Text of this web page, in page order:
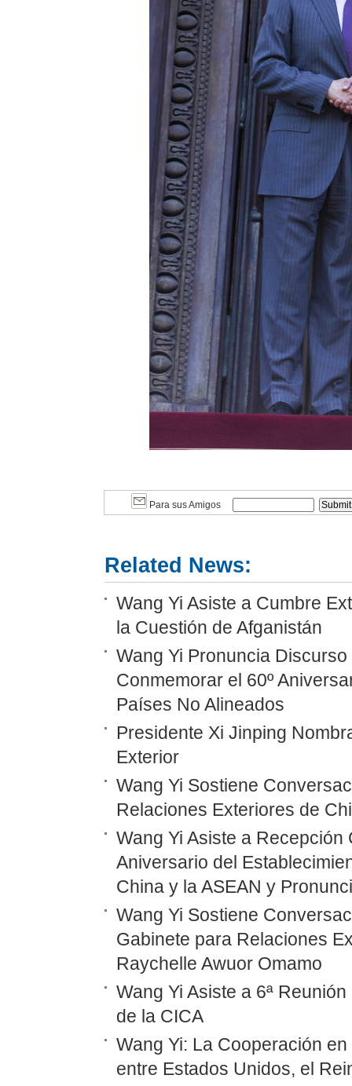
Para sus Amigos
Related News:
Wang Yi Asiste a Cumbre
la Cuestión de Afganistán
Wang Yi Pronuncia
Conmemorar el 60º
Países No Alineados
Presidente Xi Jinping
Exterior
Wang Yi Sostiene
Relaciones Exteriores de
Wang Yi Asiste a Recepción
Aniversario del
China y la ASEAN y
Wang Yi Sostiene
Gabinete para Relaciones
Raychelle Awuor Omamo
Wang Yi Asiste a 6ª
de la CICA
Wang Yi: La Cooperación
entre Estados Unidos, el